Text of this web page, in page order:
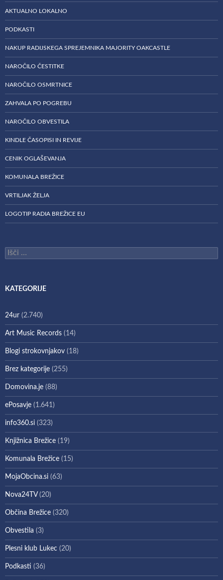
AKTUALNO LOKALNO
PODKASTI
NAKUP RADIJSKEGA SPREJEMNIKA MAJORITY OAKCASTLE
NAROČILO ČESTITKE
NAROČILO OSMRTNICE
ZAHVALA PO POGREBU
NAROČILO OBVESTILA
KINDLE ČASOPISI IN REVIJE
CENIK OGLAŠEVANJA
KOMUNALA BREŽICE
VRTILJAK ŽELJA
LOGOTIP RADIA BREŽICE EU
Išči:
KATEGORIJE
24ur (2.740)
Art Music Records (14)
Blogi strokovnjakov (18)
Brez kategorije (255)
Domovina.je (88)
ePosavje (1.641)
info360.si (323)
Knjižnica Brežice (19)
Komunala Brežice (15)
MojaObcina.si (63)
Nova24TV(20)
Občina Brežice (320)
Obvestila (3)
Plesni klub Lukec (20)
Podkasti (36)